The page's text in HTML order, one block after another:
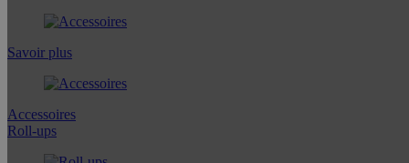
Savoir plus
Accessoires
Roll-ups